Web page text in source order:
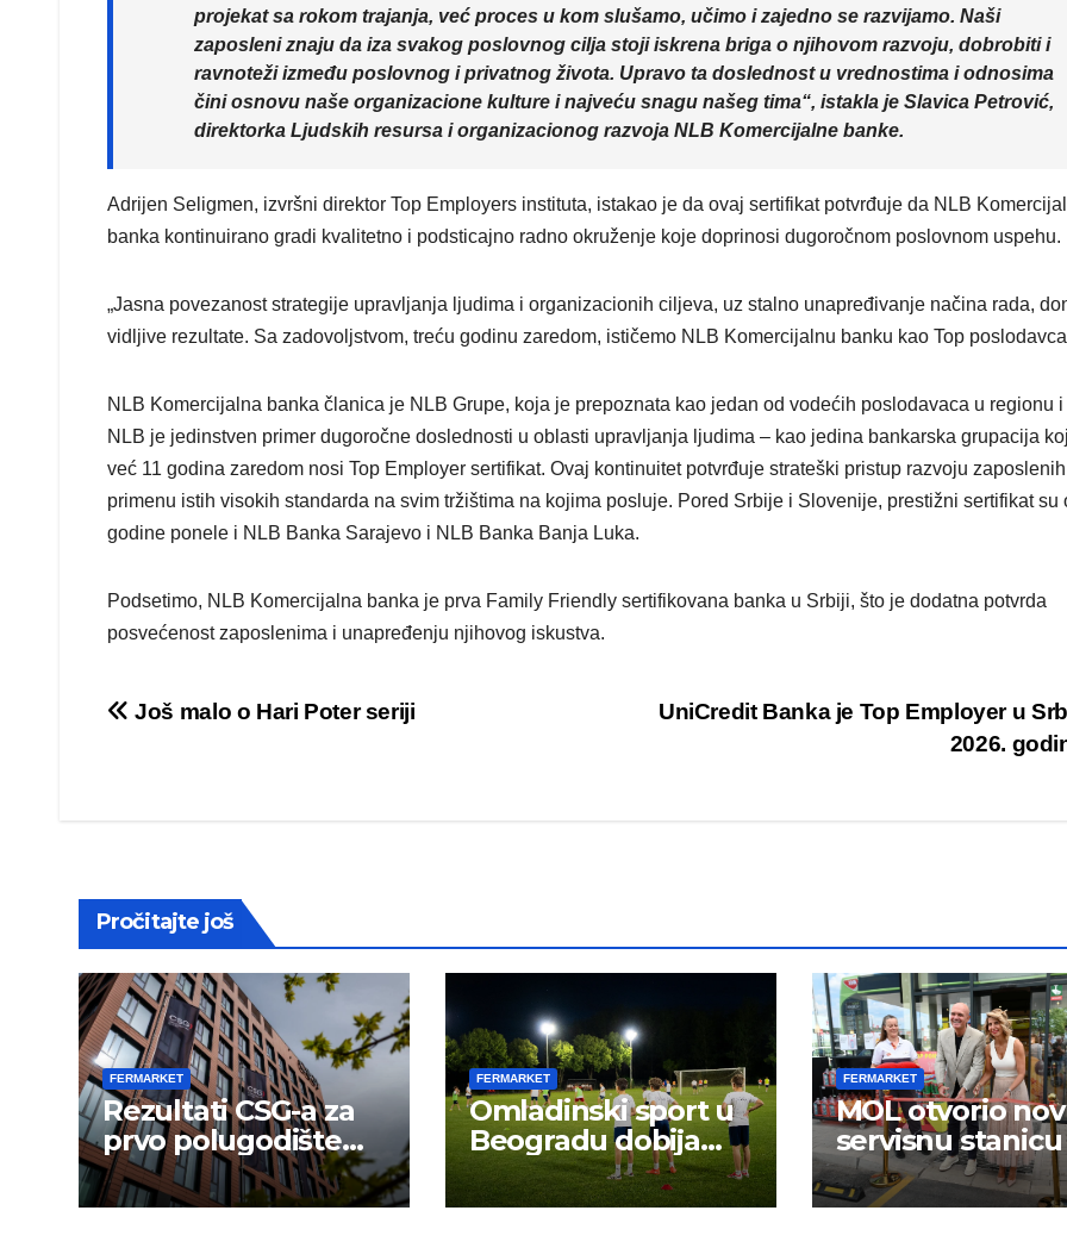
projekat sa rokom trajanja, već proces u kom slušamo, učimo i zajedno se razvijamo. Naši
zaposleni znaju da iza svakog poslovnog cilja stoji iskrena briga o njihovom razvoju, dobrobiti i
ravnoteži između poslovnog i privatnog života. Upravo ta doslednost u vrednostima i odnosima
čini osnovu naše organizacione kulture i najveću snagu našeg tima“, istakla je Slavica Petrović,
direktorka Ljudskih resursa i organizacionog razvoja NLB Komercijalne banke.
Adrijen Seligmen, izvršni direktor Top Employers instituta, istakao je da ovaj sertifikat potvrđuje da NLB
banka kontinuirano gradi kvalitetno i podsticajno radno okruženje koje doprinosi dugoročnom poslovnom uspehu.
„Jasna povezanost strategije upravljanja ljudima i organizacionih ciljeva, uz stalno unapređivanje načina rada,
vidljive rezultate. Sa zadovoljstvom, treću godinu zaredom, ističemo NLB Komercijalnu banku kao Top
NLB Komercijalna banka članica je NLB Grupe, koja je prepoznata kao jedan od vodećih poslodavaca u regionu i
NLB je jedinstven primer dugoročne doslednosti u oblasti upravljanja ljudima – kao jedina bankarska grupacija
već 11 godina zaredom nosi Top Employer sertifikat. Ovaj kontinuitet potvrđuje strateški pristup razvoju
primenu istih visokih standarda na svim tržištima na kojima posluje. Pored Srbije i Slovenije, prestižni sertifikat su
godine ponele i NLB Banka Sarajevo i NLB Banka Banja Luka.
Podsetimo, NLB Komercijalna banka je prva Family Friendly sertifikovana banka u Srbiji, što je dodatna potvrda
posvećenost zaposlenima i unapređenju njihovog iskustva.
Post
UniCredit Banka je Top Employer u
2026.
Još malo o Hari Poter seriji
Pročitajte još
FERMARKET
Rezultati CSG-a za
prvo polugodište
2026.
FERMARKET
Omladinski sport u
Beogradu dobija
novu energiju:
FERMARKET
MOL otvorio
servisnu stanicu